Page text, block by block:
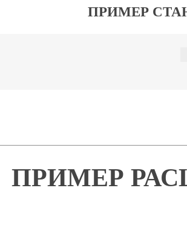
ПРИМЕР
ПРИМЕР